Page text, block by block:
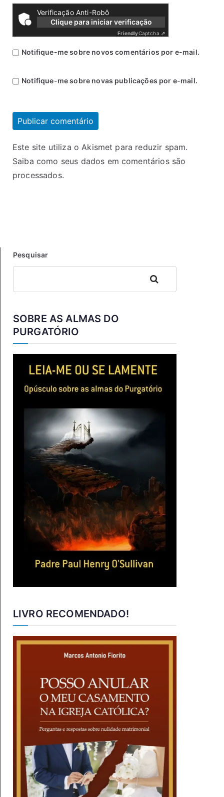
Verificação Anti-Robô
Clique para iniciar verificação
FriendlyCaptcha ⇗
Notifique-me sobre novos comentários por e-mail.
Notifique-me sobre novas publicações por e-mail.
Este site utiliza o Akismet para reduzir spam.
Saiba como seus dados em comentários são
processados.
Pesquisar
Pesquisar
SOBRE AS ALMAS DO
PURGATÓRIO
LIVRO RECOMENDADO!